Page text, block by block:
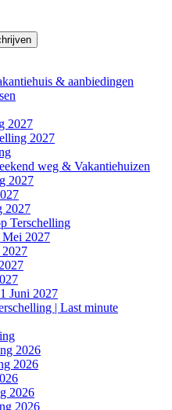
& aanbiedingen
2027
2027
weg & Vakantiehuizen
2027
2027
Terschelling
2027
Juni 2027
| Last minute
2026
2026
2026
2026